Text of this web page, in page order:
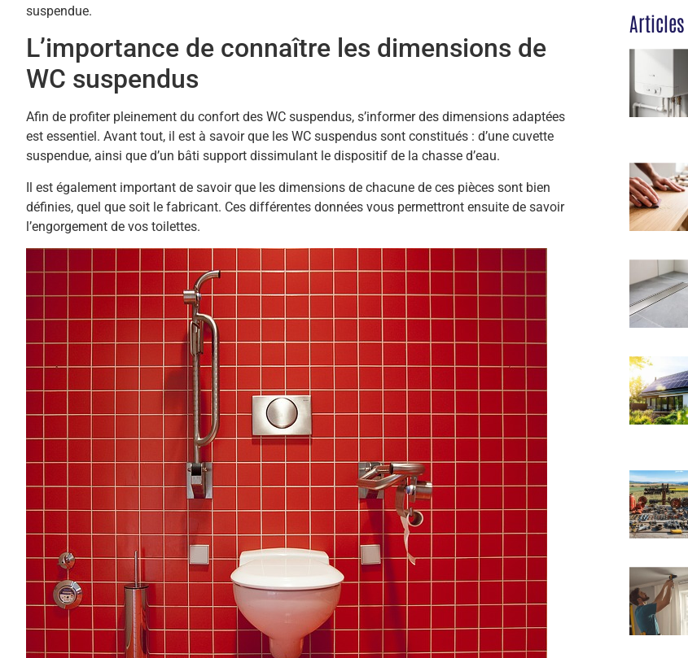
suspendue.
L’importance de connaître les dimensions de
WC suspendus
Afin de profiter pleinement du confort des WC suspendus, s’informer des dimensions adaptées
est essentiel. Avant tout, il est à savoir que les WC suspendus sont constitués : d’une cuvette
suspendue, ainsi que d’un bâti support dissimulant le dispositif de la chasse d’eau.
Il est également important de savoir que les dimensions de chacune de ces pièces sont bien
définies, quel que soit le fabricant. Ces différentes données vous permettront ensuite de savoir
l’engorgement de vos toilettes.